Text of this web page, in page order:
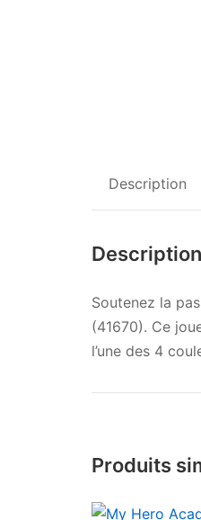
Description
Description
Soutenez la
(41670). Ce
l’une des 4
Produits